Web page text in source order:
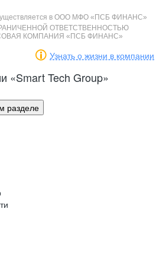
культура
Культура Карьера
Культура Карьера
в ООО МФО «ПСБ ФИНАНС»
ОТВЕТСТВЕННОСТЬЮ
КОМПАНИЯ «ПСБ ФИНАНС»
Узнать о жизни в компании
«Smart Tech Group»
разделе